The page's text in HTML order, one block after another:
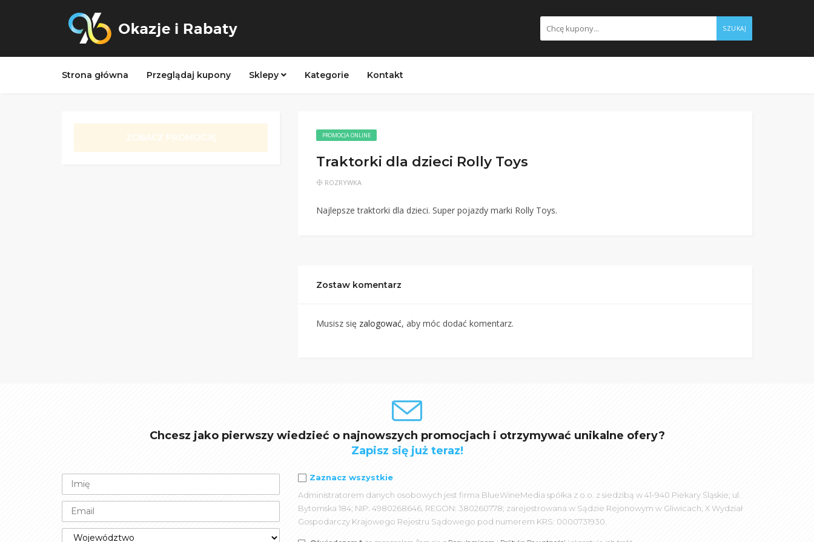
SZUKAJ
Strona główna Przeglądaj kupony Sklepy Kategorie Kontakt
ZOBACZ PROMOCJĘ PROMOCJA ONLINE
Traktorki dla dzieci Rolly Toys
ROZRYWKA
Najlepsze traktorki dla dzieci. Super pojazdy marki Rolly Toys.
Zostaw komentarz
Musisz się zalogować, aby móc dodać komentarz.
Chcesz jako pierwszy wiedzieć o najnowszych promocjach i otrzymywać unikalne ofery?
Zapisz się już teraz!
Zaznacz wszystkie
Administratorem danych osobowych jest firma BlueWineMedia spółka z o.o. z siedzibą w 41-940 Piekary Śląskie; ul.
Bytomska 184; NIP: 4980268646, REGON: 380260778; zarejestrowana w Sądzie Rejonowym w Gliwicach, X Wydział
Gospodarczy Krajowego Rejestru Sądowego pod numerem KRS: 0000731930.